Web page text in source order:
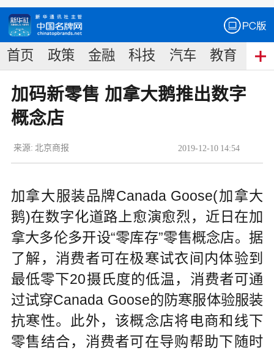
首页 政策 金融 科技 汽车 教育 食
加码新零售 加拿大鹅推出数字
概念店
2019-12-10 14:54
来源: 北京商报
加拿大服装品牌Canada Goose(加拿大
鹅)在数字化道路上愈演愈烈，近日在加
拿大多伦多开设“零库存”零售概念店。据
了解，消费者可在极寒试衣间内体验到
最低零下20摄氏度的低温，消费者可通
过试穿Canada Goose的防寒服体验服装
抗寒性。此外，该概念店将电商和线下
零售结合，消费者可在导购帮助下随时